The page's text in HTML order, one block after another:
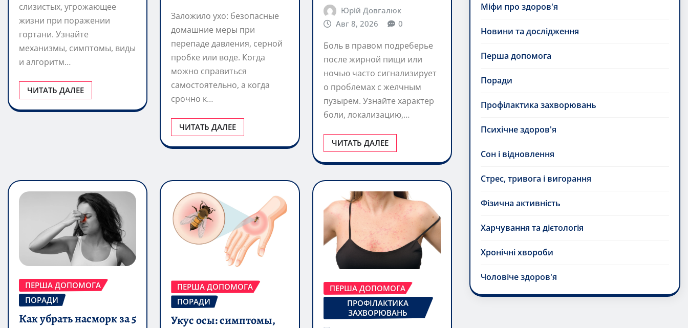
слизистых, угрожающее
жизни при поражении
гортани. Узнайте
механизмы, симптомы, виды
и алгоритм…
ЧИТАТЬ ДАЛЕЕ
Заложило ухо: безопасные
домашние меры при
перепаде давления, серной
пробке или воде. Когда
можно справиться
самостоятельно, а когда
срочно к…
ЧИТАТЬ ДАЛЕЕ
Юрій Довгалюк
Авг 8, 2026
0
Боль в правом подреберье
после жирной пищи или
ночью часто сигнализирует
о проблемах с желчным
пузырем. Узнайте характер
боли, локализацию,…
ЧИТАТЬ ДАЛЕЕ
ПЕРША ДОПОМОГА
ПОРАДИ
Как убрать насморк за 5
ПЕРША ДОПОМОГА
ПОРАДИ
Укус осы: симптомы,
ПЕРША ДОПОМОГА
ПРОФІЛАКТИКА
ЗАХВОРЮВАНЬ
Міфи про здоров'я
Новини та дослідження
Перша допомога
Поради
Профілактика захворювань
Психічне здоров'я
Сон і відновлення
Стрес, тривога і вигорання
Фізична активність
Харчування та дієтологія
Хронічні хвороби
Чоловіче здоров'я